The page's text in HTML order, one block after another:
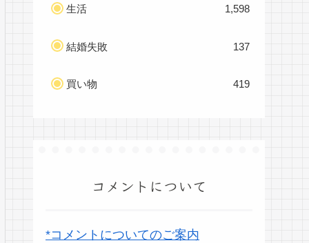
生活 1,598
結婚失敗 137
買い物 419
コメントについて
*コメントについてのご案内